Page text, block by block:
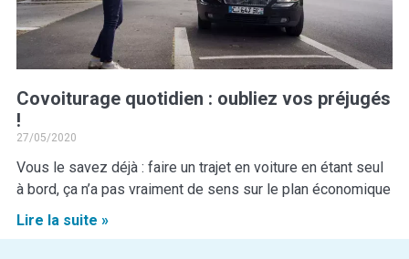
Covoiturage quotidien : oubliez vos préjugés
!
27/05/2020
Vous le savez déjà : faire un trajet en voiture en étant seul
à bord, ça n’a pas vraiment de sens sur le plan économique
Lire la suite »